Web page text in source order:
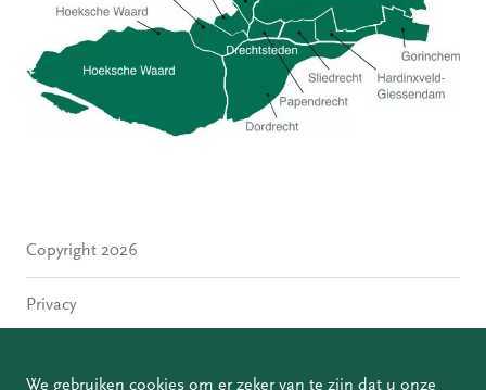
We gebruiken cookies om er zeker van te zijn dat u onze
Molenlanden
Papendrecht
Copyright 2026
Privacy